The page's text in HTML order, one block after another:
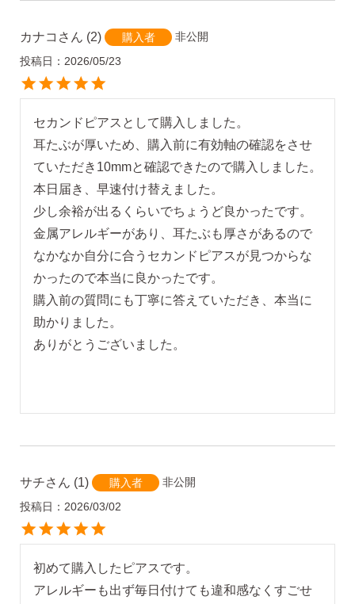
カナコ 2 購入者
非公開
投稿日
2026/05/23
セカンドピアスとして購入しました。
耳たぶが厚いため、購入前に有効軸の確認をさせ
ていただき10mmと確認できたので購入しました。
本日届き、早速付け替えました。
少し余裕が出るくらいでちょうど良かったです。
金属アレルギーがあり、耳たぶも厚さがあるので
なかなか自分に合うセカンドピアスが見つからな
かったので本当に良かったです。
購入前の質問にも丁寧に答えていただき、本当に
助かりました。
ありがとうございました。
サチ 1 購入者
非公開
投稿日
2026/03/02
初めて購入したピアスです。
アレルギーも出ず毎日付けても違和感なくすごせ